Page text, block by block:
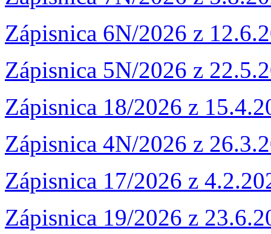
Zápisnica 6N/2026 z
Zápisnica 5N/2026 z
Zápisnica 18/2026 z
Zápisnica 4N/2026 z
Zápisnica 17/2026 z
Zápisnica 19/2026 z